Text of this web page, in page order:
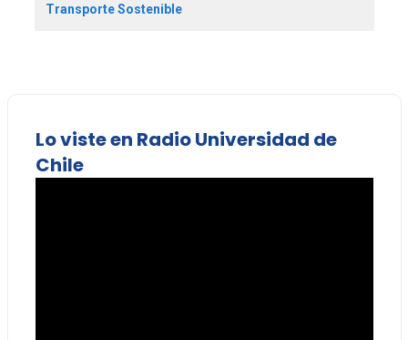
Transporte Sostenible
Lo viste en Radio Universidad de
Chile